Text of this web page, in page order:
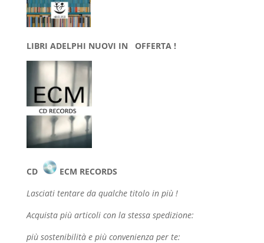
LIBRI ADELPHI NUOVI IN OFFERTA !
CD
ECM RECORDS
Lasciati tentare da qualche titolo in più !
Acquista più articoli con la stessa spedizione:
più sostenibilità e più convenienza per te: